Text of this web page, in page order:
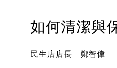
如何清潔與
民生店店長 鄭智偉